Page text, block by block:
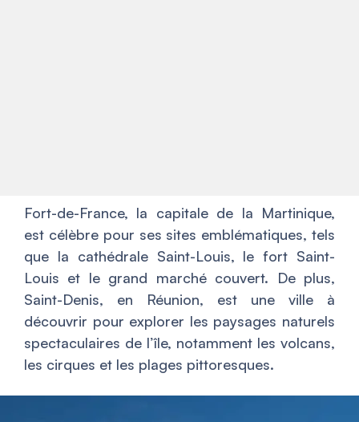
Fort-de-France, la capitale de la Martinique,
est célèbre pour ses sites emblématiques, tels
que la cathédrale Saint-Louis, le fort Saint-
Louis et le grand marché couvert. De plus,
Saint-Denis, en Réunion, est une ville à
découvrir pour explorer les paysages naturels
spectaculaires de l’île, notamment les volcans,
les cirques et les plages pittoresques.